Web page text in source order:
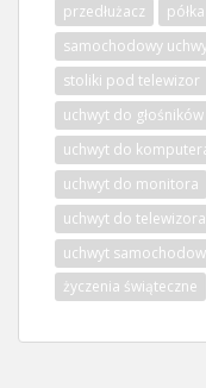
przedłużacz
samochodowy
stoliki pod telewizor
uchwyt do głośników
uchwyt do
uchwyt do monitora
uchwyt do telewizora
uchwyt
życzenia świąteczne